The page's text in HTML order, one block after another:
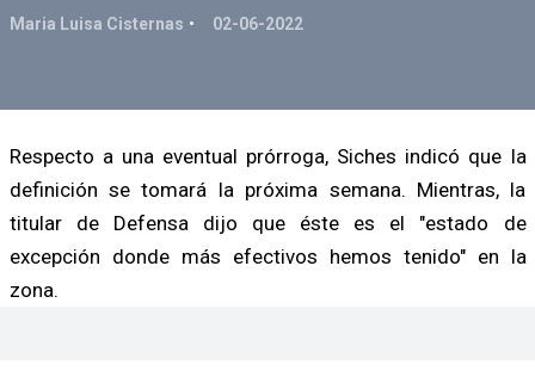
Maria Luisa Cisternas 02-06-2022
Respecto a una eventual prórroga, Siches indicó que la
definición se tomará la próxima semana. Mientras, la
titular de Defensa dijo que éste es el "estado de
excepción donde más efectivos hemos tenido" en la
zona.